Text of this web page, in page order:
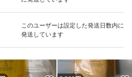
方
このユーザーは設定した発送日数内に
発送しています
いいね！
1,550